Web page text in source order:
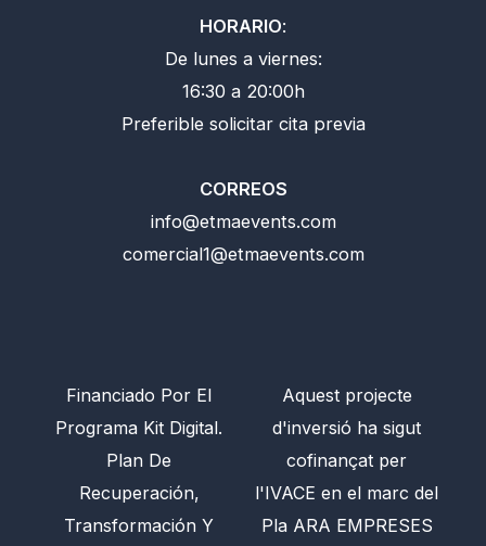
HORARIO:
De lunes a viernes:
16:30 a 20:00h
Preferible solicitar cita previa
CORREOS
info@etmaevents.com
comercial1@etmaevents.com
Financiado Por El
Programa Kit Digital.
Plan De
Recuperación,
Transformación Y
Aquest projecte
d'inversió ha sigut
cofinançat per
l'IVACE en el marc del
Pla ARA EMPRESES